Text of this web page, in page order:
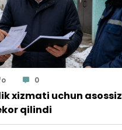
0
xizmati uchun asossiz
qilindi